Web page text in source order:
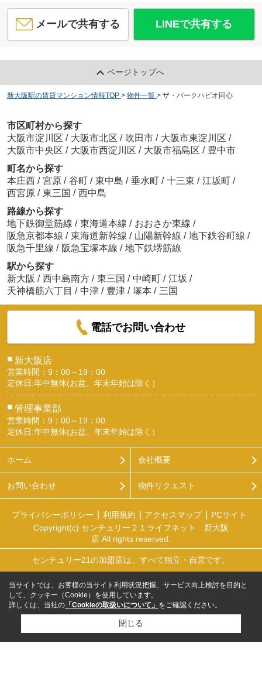
メールで共有する LINEで共有する
ページトップへ
新大阪駅の賃貸マンション情報TOP > 物件一覧 > ザ・パークハビオ同心
市区町村から探す
大阪市淀川区 / 大阪市北区 / 吹田市 / 大阪市東淀川区 /
大阪市中央区 / 大阪市西淀川区 / 大阪市福島区 / 豊中市
町名から探す
本庄西 / 宮原 / 谷町 / 東中島 / 垂水町 / 十三東 / 江坂町 /
西宮原 / 東三国 / 西中島
路線から探す
地下鉄御堂筋線 / 東海道本線 / おおさか東線 /
阪急京都本線 / 東海道新幹線 / 山陽新幹線 / 地下鉄谷町線 /
阪急千里線 / 阪急宝塚本線 / 地下鉄堺筋線
駅から探す
新大阪 / 西中島南方 / 東三国 / 中崎町 / 江坂 /
天神橋筋六丁目 / 中津 / 豊津 / 塚本 / 三国
電話でお問い合わせ
■ 新大阪店
営業時間：9：00～19：00
定休日:年中無休(お盆、年末年始は除く）
■ 管理事業部
営業時間：9：00～19：00
定休日:年中無休(お盆、年末年始は除く）
ホーム 会社概要
お問い合わせ 物件リクエスト
プライバシーポリシー 利用規約 アクセスマップ
PCサイト
Copyright(c) センチュリー２１ライフネット 新大阪
店 All rights reserved.
センチュリー21の加盟店は、すべて独立・自営です。
当サイトでは、お客様の当サイト利用状況把握、サービス向上検討を目的と
して、クッキー（Cookie）を使用しています。
詳しくは、当社の 「Cookieの取扱いについて」 をご確認ください。
閉じる